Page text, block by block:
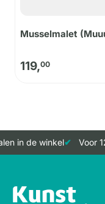
Musselmalet
119,00
in de winkel Voor